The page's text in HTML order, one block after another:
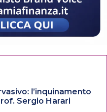
l’inquinamento
Sergio Harari